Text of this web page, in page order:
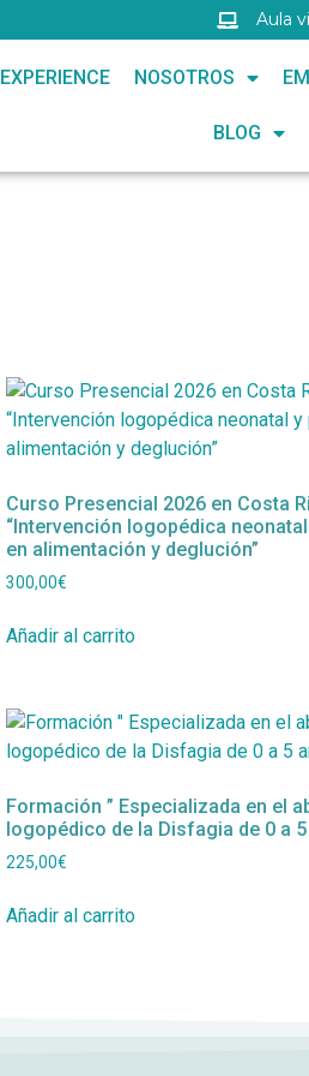
Aula
EXPERIENCE NOSOTROS
BLOG
Curso Presencial 2026 en Costa
“Intervención logopédica
en alimentación y deglución”
300,00€
Añadir al carrito
Formación ” Especializada en el
logopédico de la Disfagia de 0 a 5
225,00€
Añadir al carrito